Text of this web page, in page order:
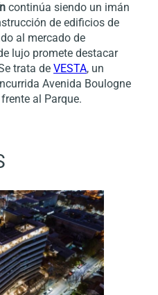
continúa siendo un imán
de edificios de
al mercado de
lujo promete destacar
trata de VESTA, un
Avenida Boulogne
al Parque.